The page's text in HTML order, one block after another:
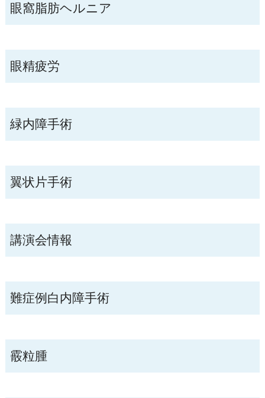
眼窩脂肪ヘルニア
眼精疲労
緑内障手術
翼状片手術
講演会情報
難症例白内障手術
霰粒腫